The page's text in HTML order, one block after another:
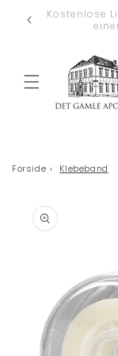
Direkt zum
Inhalt
Kostenlose
Forside › Klebeband